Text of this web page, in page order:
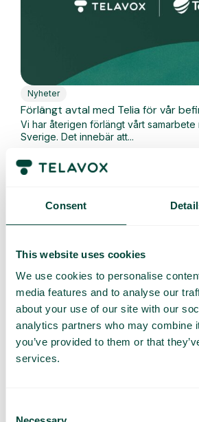
Consent
This website uses cookies
We use cookies to personalise
media features and to analyse our
about your use of our site with our
analytics partners who may combine
you’ve provided to them or that
services.
Nyheter
Förlängt avtal med Telia för vår
Vi har återigen förlängt vårt samarbete
Sverige. Det innebär att...
Läs mer